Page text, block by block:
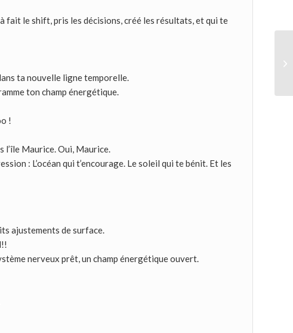
fait le shift, pris les décisions, créé les résultats, et qui te
ta nouvelle ligne temporelle.
ton champ énergétique.
!
l’île Maurice. Oui, Maurice.
: L’océan qui t’encourage. Le soleil qui te bénit. Et les
ajustements de surface.
nerveux prêt, un champ énergétique ouvert.